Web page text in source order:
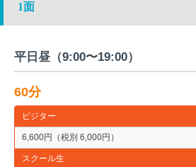
1面
平日昼（9:00〜19:00）
60分
ビジター
6,600円（税別 6,000円）
スクール生